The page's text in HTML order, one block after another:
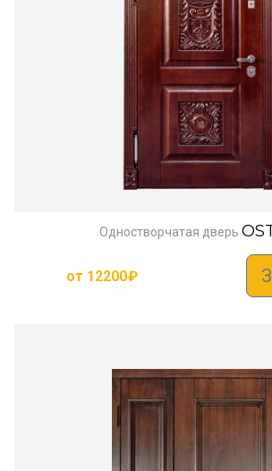
Одностворчатая дверь
от 12200₽